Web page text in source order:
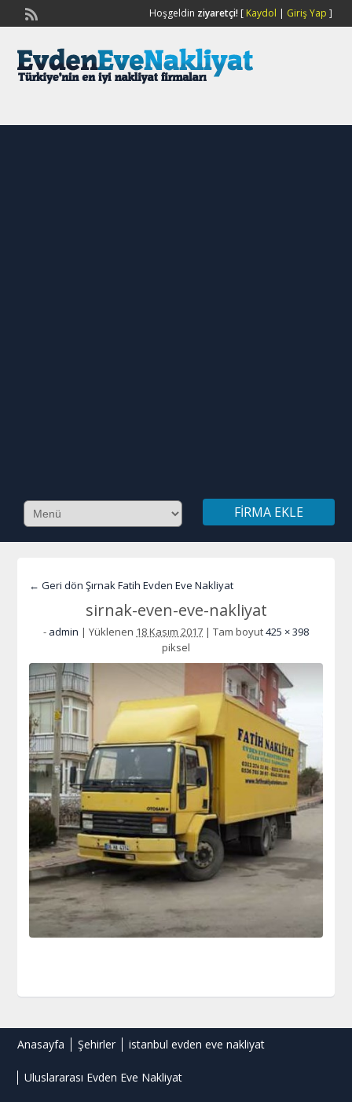
Hoşgeldin ziyaretçi![ Kaydol | Giriş Yap ]
FIRMA EKLE
← Geri dön Şırnak Fatih Evden Eve Nakliyat
sirnak-even-eve-nakliyat
- admin | Yüklenen 18 Kasım 2017 | Tam boyut425 × 398
piksel
Anasayfa Şehirler istanbul evden eve nakliyat
Uluslararası Evden Eve Nakliyat